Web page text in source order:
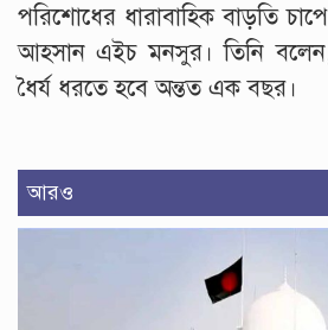
পরিশোধের ধারাবাহিক বাড়তি
আহসান এইচ মনসুর। তিনি বলেন,
ধৈর্য ধরতে হবে অন্তত এক বছর।
আরও